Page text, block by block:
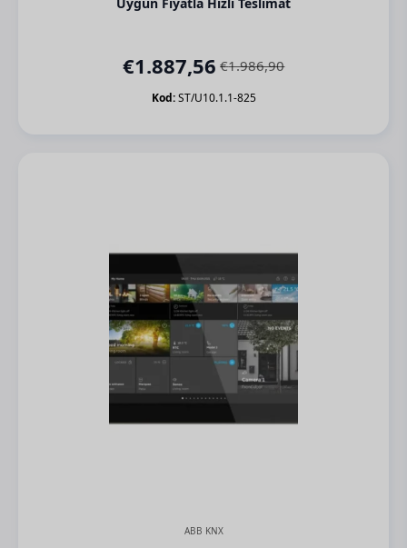
Uygun Fiyatla Hızlı Teslimat
€1.986,90
Orijinal
fiyat:
€1.887,56Şu
andaki
Kod:ST/U10.1.1-825
ABB KNX